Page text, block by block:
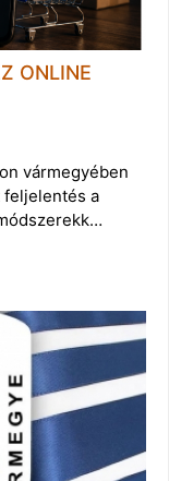
ONLINE
vármegyében
feljelentés a